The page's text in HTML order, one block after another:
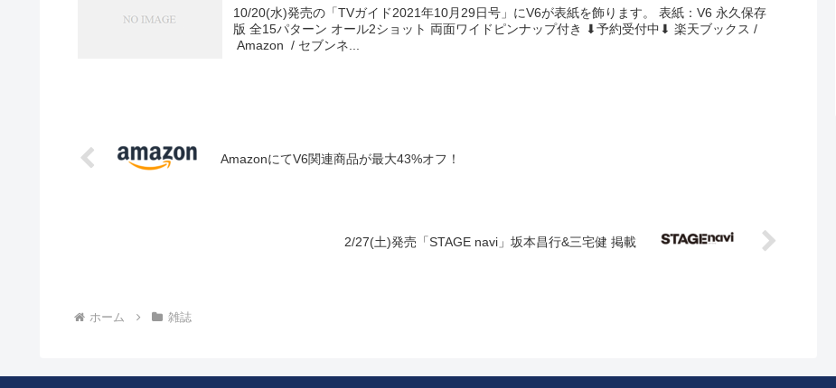
10/20(水)発売の「TVガイド2021年10月29日号」にV6が表紙を飾ります。 表紙：V6 永久保存
版 全15パターン オール2ショット 両面ワイドピンナップ付き ⬇予約受付中⬇ 楽天ブックス /
Amazon / セブンネ...
AmazonにてV6関連商品が最大43%オフ！
2/27(土)発売「STAGE navi」坂本昌行&三宅健 掲載
ホーム 雑誌